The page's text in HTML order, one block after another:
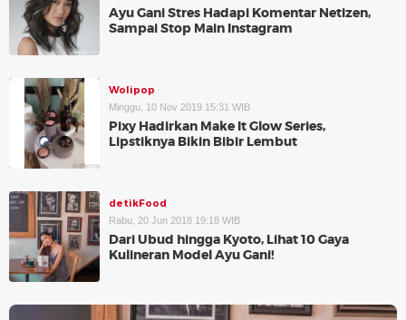
Ayu Gani Stres Hadapi Komentar Netizen,
Sampai Stop Main Instagram
Wolipop
Minggu, 10 Nov 2019 15:31 WIB
Pixy Hadirkan Make It Glow Series,
Lipstiknya Bikin Bibir Lembut
detikFood
Rabu, 20 Jun 2018 19:18 WIB
Dari Ubud hingga Kyoto, Lihat 10 Gaya
Kulineran Model Ayu Gani!